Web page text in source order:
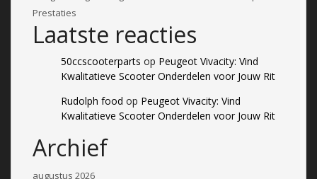
Prestaties
Laatste reacties
50ccscooterparts op Peugeot Vivacity: Vind
Kwalitatieve Scooter Onderdelen voor Jouw Rit
Rudolph food op Peugeot Vivacity: Vind
Kwalitatieve Scooter Onderdelen voor Jouw Rit
Archief
augustus 2026